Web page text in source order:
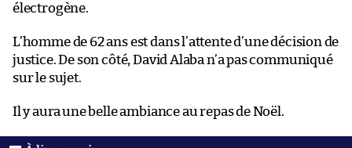
électrogène.
L’homme de 62 ans est dans l’attente d’une décision de
justice. De son côté, David Alaba n’a pas communiqué
sur le sujet.
Il y aura une belle ambiance au repas de Noël.